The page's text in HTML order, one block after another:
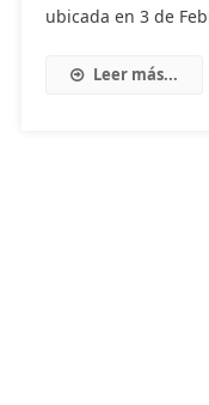
ubicada en 3 de
Leer más...